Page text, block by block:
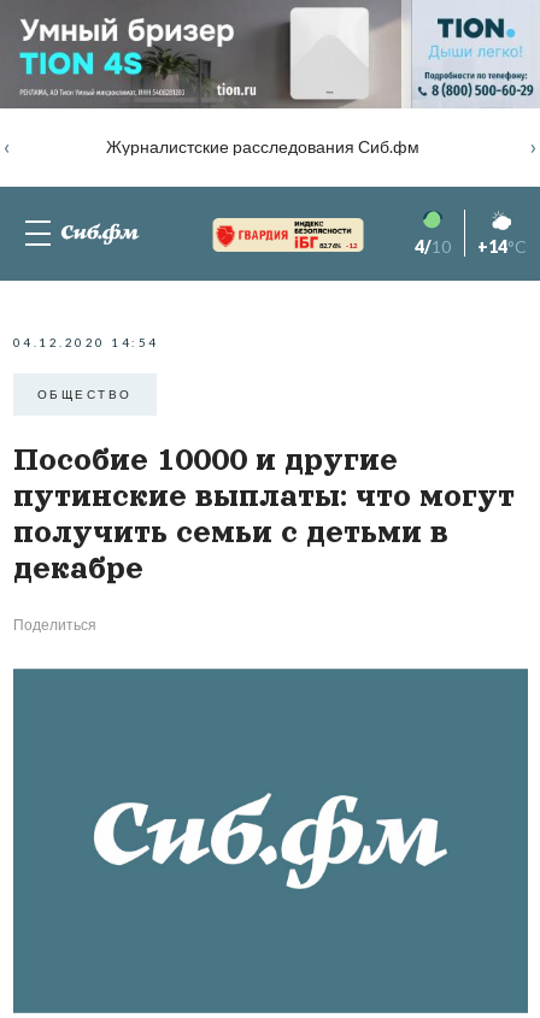
Журналистские расследования Сиб.фм
‹ ›
82.76% -1.2 4/10 +14°C
04.12.2020 14:54
ОБЩЕСТВО
Пособие 10000 и другие
путинские выплаты: что могут
получить семьи с детьми в
декабре
Поделиться